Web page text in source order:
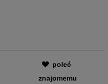
poleć
znajomemu